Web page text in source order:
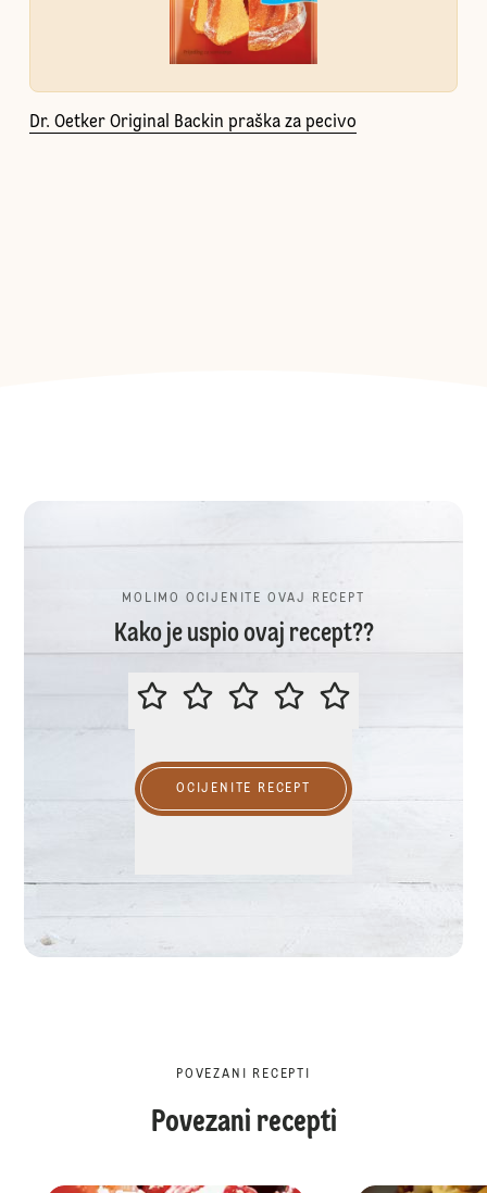
Dr. Oetker Original Backin praška za pecivo
MOLIMO OCIJENITE OVAJ RECEPT
Kako je uspio ovaj recept??
MOLIMO OCIJENITE OVAJ
OCIJENITE RECEPT
POVEZANI RECEPTI
Povezani recepti